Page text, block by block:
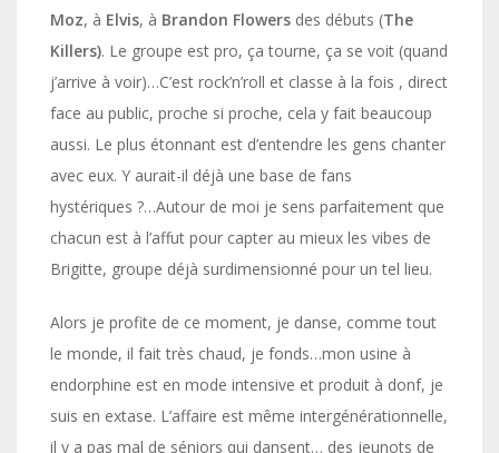
Moz, à Elvis, à Brandon Flowers des débuts (The
Killers). Le groupe est pro, ça tourne, ça se voit (quand
j’arrive à voir)…C’est rock’n’roll et classe à la fois , direct
face au public, proche si proche, cela y fait beaucoup
aussi. Le plus étonnant est d’entendre les gens chanter
avec eux. Y aurait-il déjà une base de fans
hystériques ?…Autour de moi je sens parfaitement que
chacun est à l’affut pour capter au mieux les vibes de
Brigitte, groupe déjà surdimensionné pour un tel lieu.
Alors je profite de ce moment, je danse, comme tout
le monde, il fait très chaud, je fonds…mon usine à
endorphine est en mode intensive et produit à donf, je
suis en extase. L’affaire est même intergénérationnelle,
il y a pas mal de séniors qui dansent… des jeunots de